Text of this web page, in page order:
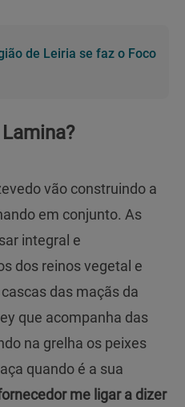
de Leiria se faz o Foco
vão construindo a
em conjunto. As
integral e
dos reinos vegetal e
das maçãs da
que acompanha das
na grelha os peixes
quando é a sua
me ligar a dizer